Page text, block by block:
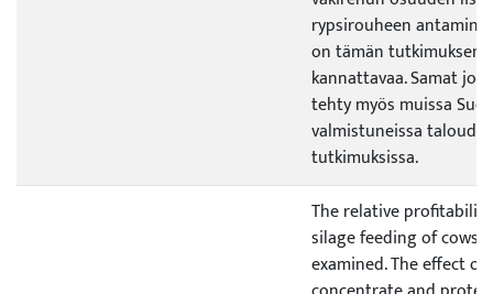
rypsirouheen
on tämän tutkimuksen
kannattavaa. Samat
tehty myös muissa
valmistuneissa
tutkimuksissa.
The relative
silage feeding of cows
examined. The effect